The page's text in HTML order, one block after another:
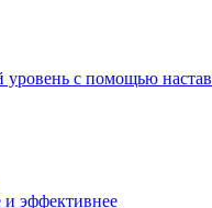
с помощью
и эффективнее